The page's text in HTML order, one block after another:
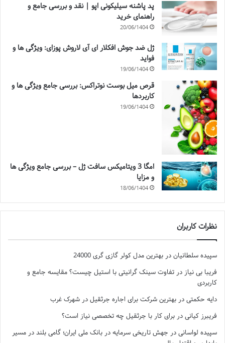
پد پاشنه سیلیکونی اپو | نقد و بررسی جامع و
راهنمای خرید
20/06/1404
ژل ضد جوش افکلار ای آی لاروش پوزای: ویژگی ها و
فواید
19/06/1404
قرص میل بوست نوتراکس: بررسی جامع ویژگی ها و
کاربردها
19/06/1404
امگا 3 ویتامیکس سافت ژل – بررسی جامع ویژگی ها
و مزایا
18/06/1404
نظرات کاربران
سپیده سلطانیان در بهترین مدل کولر گازی گری 24000
فریبا بی نیاز در تفاوت سینک گرانیتی با استیل چیست؟ مقایسه جامع و
کاربردی
دایه حکمتی در بهترین شرکت برای اجاره جرثقیل در شهرک غرب
فریبرز کیانی در برای کار با جرثقیل چه تخصصی نیاز است؟
سپیده لواسانی در جهش تاریخی سرمایه در بانک ملی ایران؛ گامی بلند در مسیر